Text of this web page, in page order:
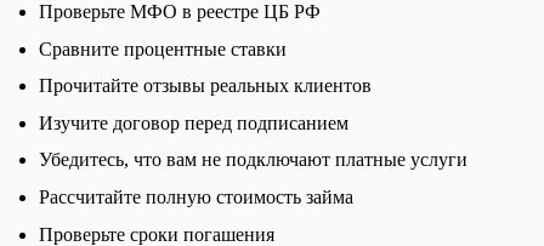
Проверьте МФО в реестре ЦБ РФ
Сравните процентные ставки
Прочитайте отзывы реальных клиентов
Изучите договор перед подписанием
Убедитесь, что вам не подключают платные услуги
Рассчитайте полную стоимость займа
Проверьте сроки погашения